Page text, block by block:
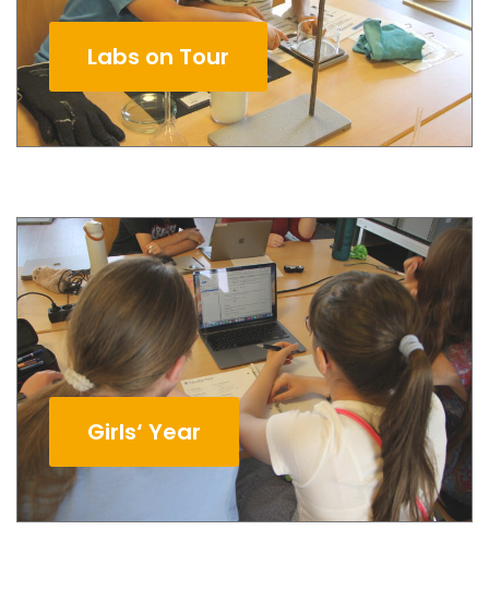
Labs on Tour
Girls‘ Year